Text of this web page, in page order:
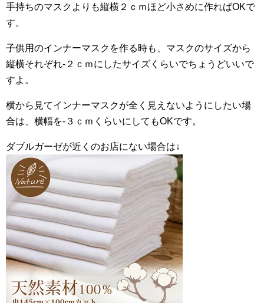
手持ちのマスクよりも縦横２ｃｍほど小さめに作ればOKで
す。
子供用のインナーマスクを作る時も、マスクのサイズから
縦横それぞれ-２ｃｍにしたサイズくらいでちょうどいいで
すよ。
横から見てインナーマスクが全く見えないようにしたい場
合は、横幅を-３ｃｍくらいにしてもOKです。
ダブルガーゼが近くのお店にない場合は↓